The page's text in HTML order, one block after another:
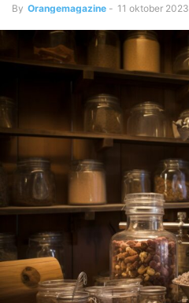
By Orangemagazine - 11 oktober 2023